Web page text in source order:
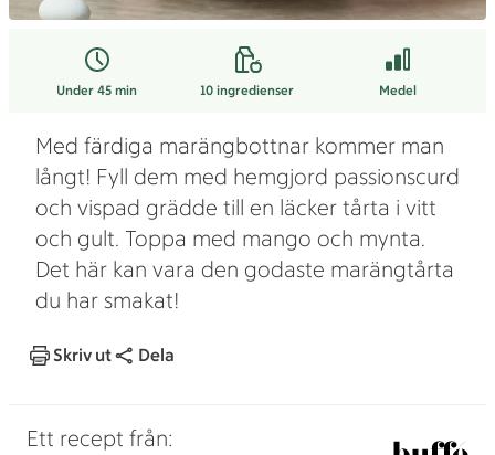
Under 45 min 10ingredienser Medel
Med färdiga marängbottnar kommer man
långt! Fyll dem med hemgjord passionscurd
och vispad grädde till en läcker tårta i vitt
och gult. Toppa med mango och mynta.
Det här kan vara den godaste marängtårta
du har smakat!
Skriv ut Dela
Ett recept från: